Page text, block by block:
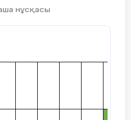
нұсқасы